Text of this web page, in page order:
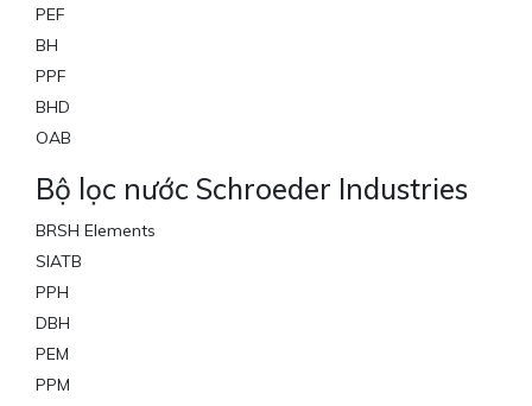
PEF
BH
PPF
BHD
OAB
Bộ lọc nước Schroeder Industries
BRSH Elements
SIATB
PPH
DBH
PEM
PPM